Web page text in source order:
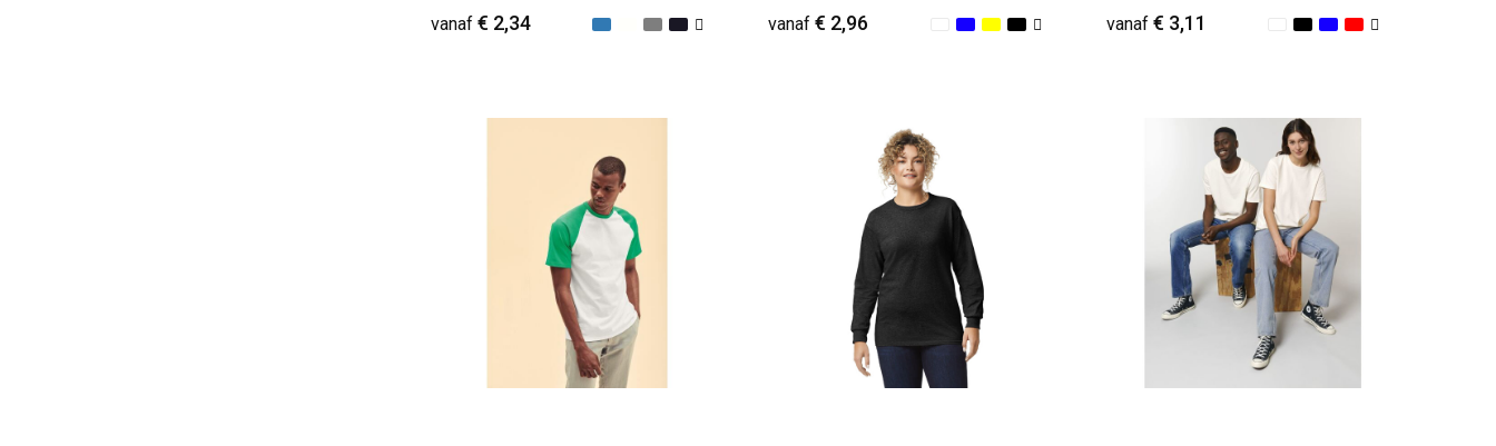
vanaf € 2,34 vanaf€ 2,96
Minimale afname: 25
vanaf € 3,11
Minimale afname: 25